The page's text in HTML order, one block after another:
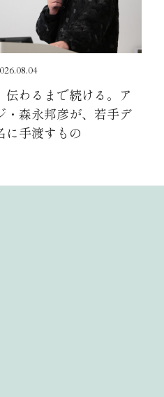
伝わるまで続ける。ア
・森永邦彦が、若手デ
に手渡すもの